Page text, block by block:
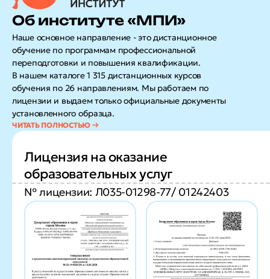
Об институте «МПИ»
Наше основное направление - это дистанционное
обучение по программам профессиональной
переподготовки и повышения квалификации.
В нашем каталоге 1 315 дистанционных курсов
обучения по 26 направлениям. Мы работаем по
лицензии и выдаем только официальные документы
установленного образца.
Лицензия на оказание
образовательных услуг
№ лицензии: Л035-01298-77/ 01242403